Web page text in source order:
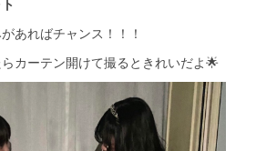
あればチャンス！！！
カーテン開けて撮るときれいだよ🌟